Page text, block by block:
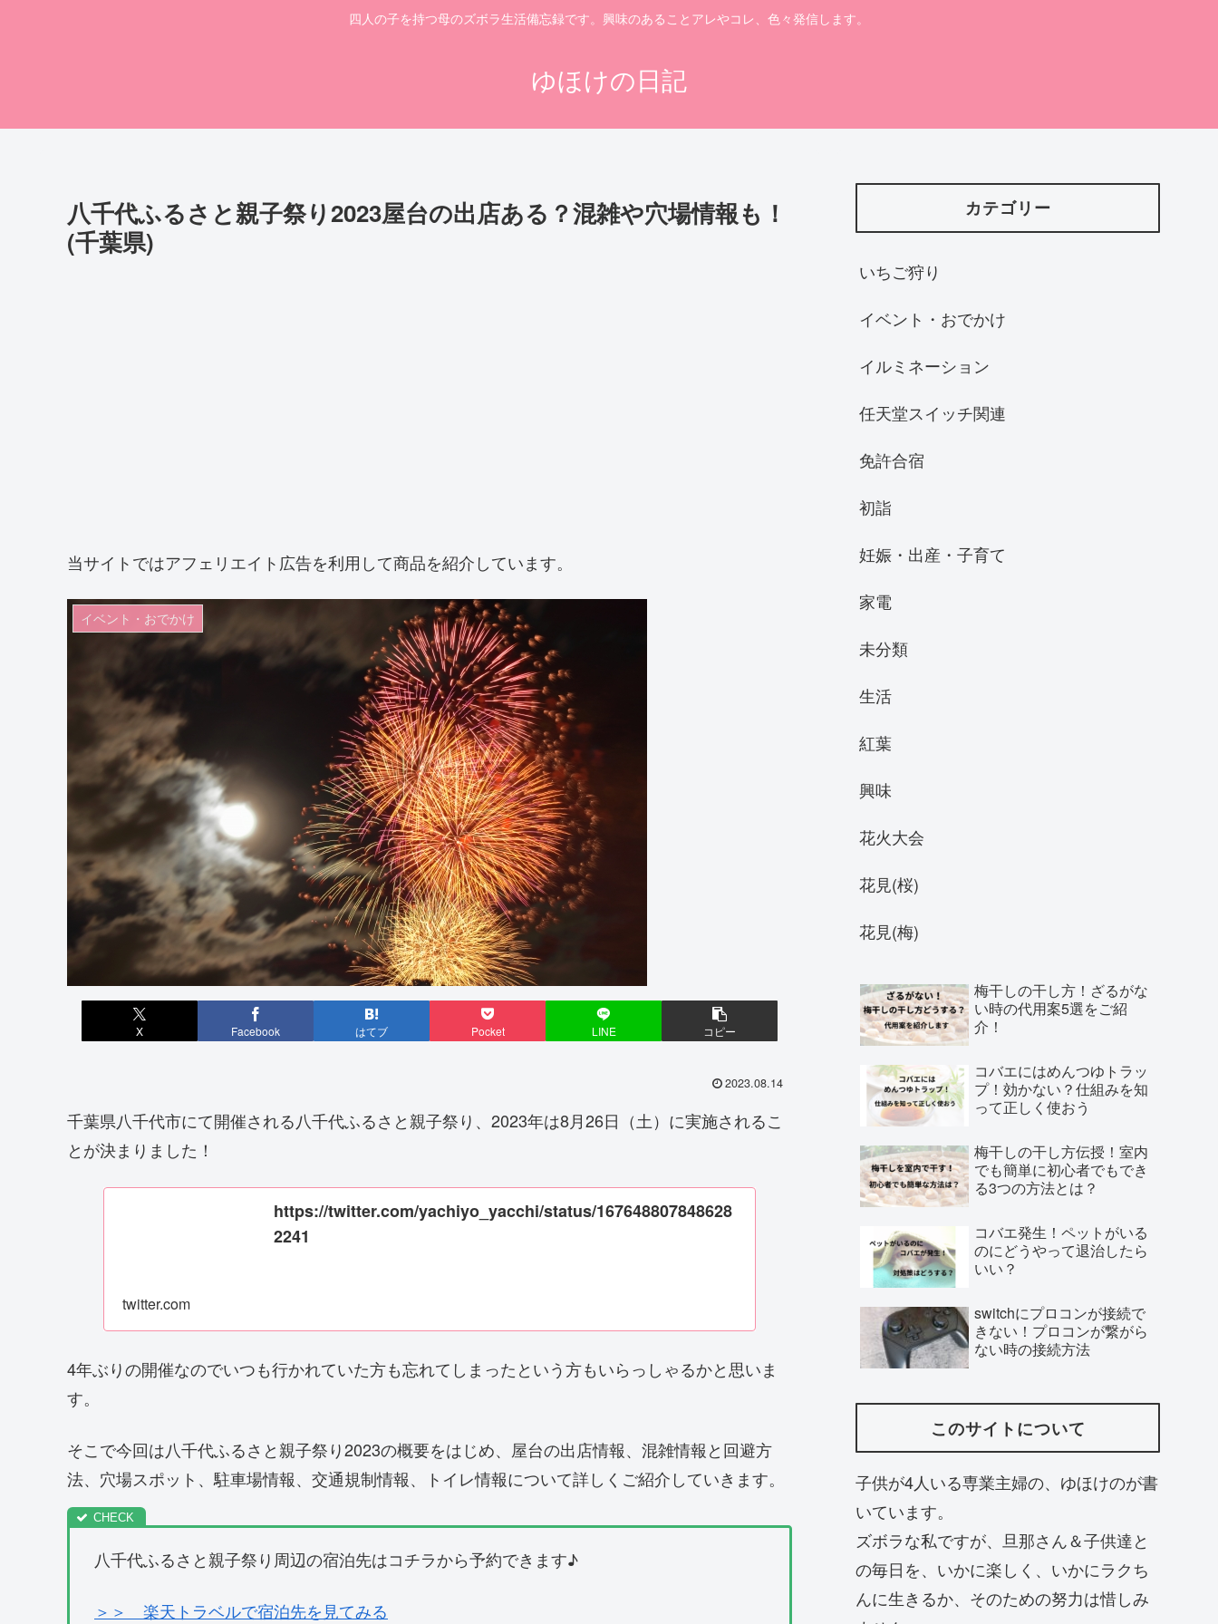
四人の子を持つ母のズボラ生活備忘録です。興味のあることアレやコレ、色々発信します。
ゆほけの日記
八千代ふるさと親子祭り2023屋台の出店ある？混雑や穴場情報も！
(千葉県)
当サイトではアフェリエイト広告を利用して商品を紹介しています。
イベント・おでかけ
X Facebook はてブ Pocket LINE コピー
2023.08.14
千葉県八千代市にて開催される八千代ふるさと親子祭り、2023年は8月26日（土）に実施されるこ
とが決まりました！
https://twitter.com/yachiyo_yacchi/status/167648807848628
2241
twitter.com
4年ぶりの開催なのでいつも行かれていた方も忘れてしまったという方もいらっしゃるかと思いま
す。
そこで今回は八千代ふるさと親子祭り2023の概要をはじめ、屋台の出店情報、混雑情報と回避方
法、穴場スポット、駐車場情報、交通規制情報、トイレ情報について詳しくご紹介していきます。
八千代ふるさと親子祭り周辺の宿泊先はコチラから予約できます♪
＞＞ 楽天トラベルで宿泊先を見てみる
カテゴリー
いちご狩り
イベント・おでかけ
イルミネーション
任天堂スイッチ関連
免許合宿
初詣
妊娠・出産・子育て
家電
未分類
生活
紅葉
興味
花火大会
花見(桜)
花見(梅)
梅干しの干し方！ざるがな
い時の代用案5選をご紹
介！
コバエにはめんつゆトラッ
プ！効かない？仕組みを知
って正しく使おう
梅干しの干し方伝授！室内
でも簡単に初心者でもでき
る3つの方法とは？
コバエ発生！ペットがいる
のにどうやって退治したら
いい？
switchにプロコンが接続で
きない！プロコンが繋がら
ない時の接続方法
このサイトについて
子供が4人いる専業主婦の、ゆほけのが書
いています。
ズボラな私ですが、旦那さん＆子供達と
の毎日を、いかに楽しく、いかにラクち
んに生きるか、そのための努力は惜しみ